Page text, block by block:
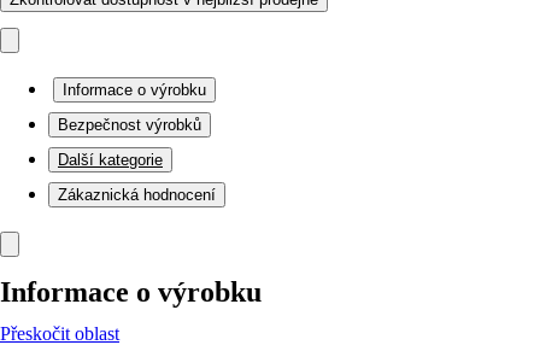
Informace o výrobku
Bezpečnost výrobků
Další kategorie
Zákaznická hodnocení
Informace o výrobku
Přeskočit oblast